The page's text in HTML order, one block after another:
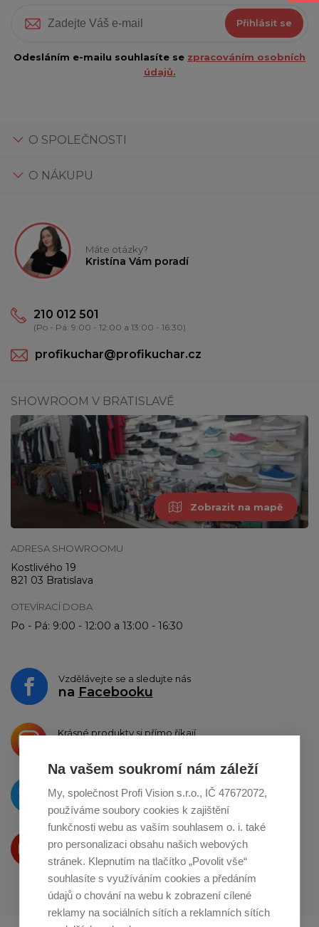
Na vašem soukromí nám záleží
My, společnost Profi Vision s.r.o., IČ 47672072,
používáme soubory cookies k zajištění
funkčnosti webu as vaším souhlasem o. i. také
pro personalizaci obsahu našich webových
stránek. Klepnutím na tlačítko „Povolit vše“
souhlasíte s využíváním cookies a předáním
údajů o chování na webu k zobrazení cílené
reklamy na sociálních sítích a reklamních sítích
Přihlásit se
Odesláním e-mailu souhlasíte se zpracováním osobních
údajů.
O SPOLEČNOSTI
O NÁKUPU
Máte otázky?
Kristína Vám poradí
210 012 501
(Po - Pá: 9:00 - 12:00 a 13:00 - 16:30)
profikuchar@profikuchar.cz
SHOWROOM V BRATISLAVĚ
Zobrazit na mapě
ADRESA SHOWROOMU
Kostlivého 19
821 03 Bratislava
OTEVÍRACÍ DOBA
Po - Pá: 9:00 - 12:00 a 13:00 - 16:30
Vzdělávejte se a sledujte nás
na Facebooku
Krásné produkty si přímo říkají
O novinkách píšeme
naTwitteru
Produkty Vám představujeme
na Youtube